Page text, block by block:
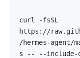
curl -fsSL
https://
/hermes-
s -- --include-